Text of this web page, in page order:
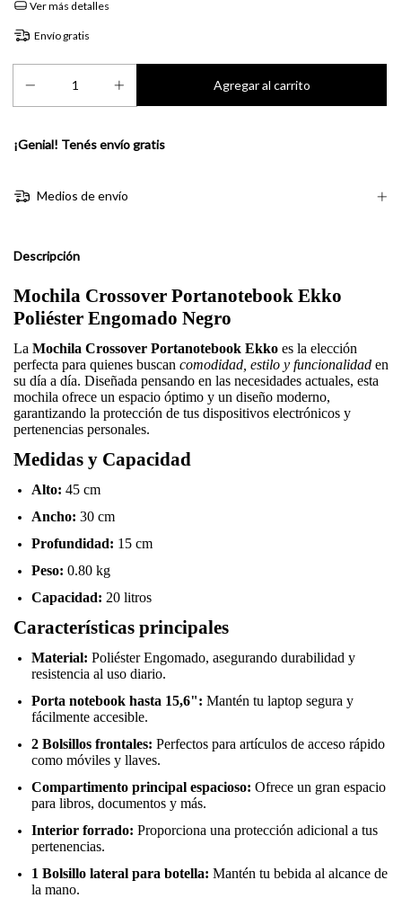
Ver más detalles
Envío gratis
¡Genial! Tenés envío gratis
Medios de envío
Descripción
Mochila Crossover Portanotebook Ekko
Poliéster Engomado Negro
La Mochila Crossover Portanotebook Ekko es la elección
perfecta para quienes buscan comodidad, estilo y funcionalidad en
su día a día. Diseñada pensando en las necesidades actuales, esta
mochila ofrece un espacio óptimo y un diseño moderno,
garantizando la protección de tus dispositivos electrónicos y
pertenencias personales.
Medidas y Capacidad
Alto: 45 cm
Ancho: 30 cm
Profundidad: 15 cm
Peso: 0.80 kg
Capacidad: 20 litros
Características principales
Material: Poliéster Engomado, asegurando durabilidad y
resistencia al uso diario.
Porta notebook hasta 15,6": Mantén tu laptop segura y
fácilmente accesible.
2 Bolsillos frontales: Perfectos para artículos de acceso rápido
como móviles y llaves.
Compartimento principal espacioso: Ofrece un gran espacio
para libros, documentos y más.
Interior forrado: Proporciona una protección adicional a tus
pertenencias.
1 Bolsillo lateral para botella: Mantén tu bebida al alcance de
la mano.